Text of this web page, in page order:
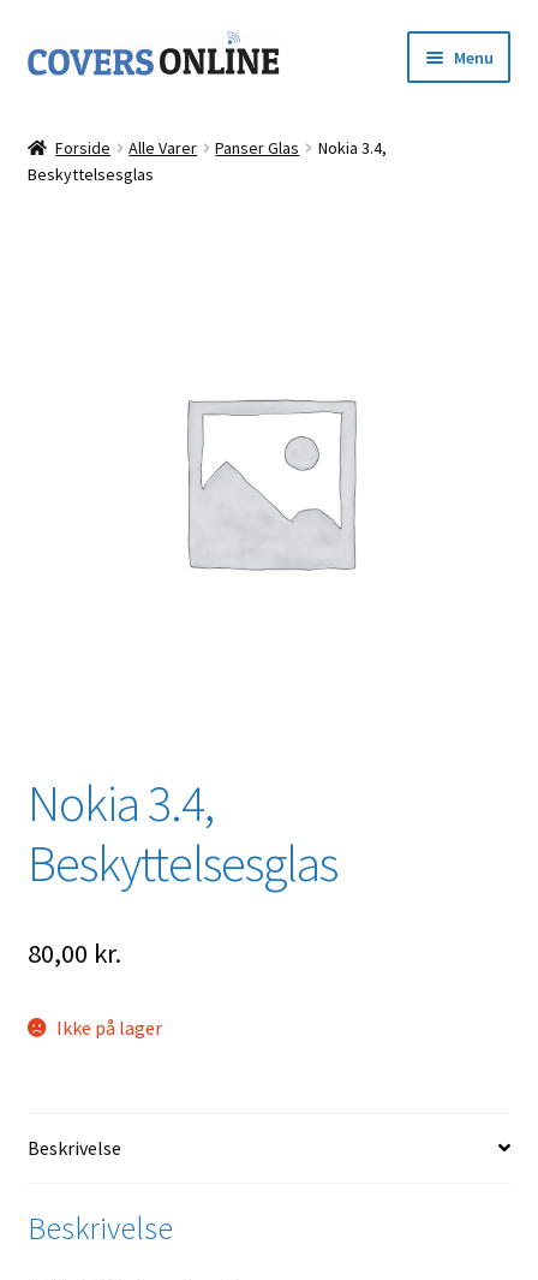
Spring
til
Spring
til
Menu
Shop
Forside Alle Varer Panser Glas
Nokia 3.4,
Beskyttelsesglas
Nokia 3.4,
Beskyttelsesglas
80,00 kr.
Ikke på lager
Beskrivelse
Beskrivelse